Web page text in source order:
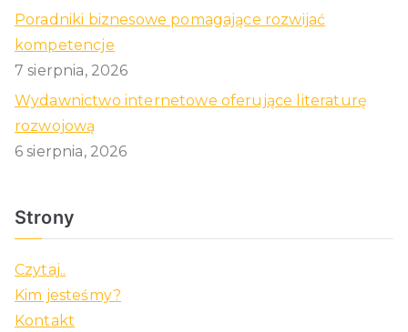
Poradniki biznesowe pomagające rozwijać
kompetencje
7 sierpnia, 2026
Wydawnictwo internetowe oferujące literaturę
rozwojową
6 sierpnia, 2026
Strony
Czytaj..
Kim jesteśmy?
Kontakt